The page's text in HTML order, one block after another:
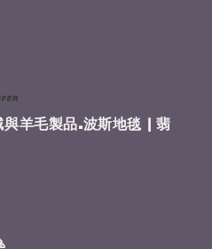
羊毛製品.波斯地毯 | 翡